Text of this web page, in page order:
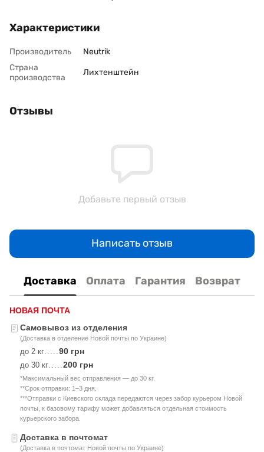
Характеристики
Производитель
Neutrik
Страна
производства
Лихтенштейн
Отзывы
Добавьте первый отзыв
Написать отзыв
Доставка Оплата Гарантия Возврат
НОВАЯ ПОЧТА
Самовывоз из отделения
(Доставка в отделение Новой почты по Украине)
до 2 кг 90 грн
до 30 кг 200 грн
*Максимальный вес отправления — до 30 кг.
**Срок отправки: 1–3 дня.
***Отправки с Киевского склада передаются через забор курьером Новой
почты, к базовому тарифу может добавляться отдельная стоимость
курьерского забора.
Доставка в почтомат
(Доставка в почтомат Новой почты по Украине)